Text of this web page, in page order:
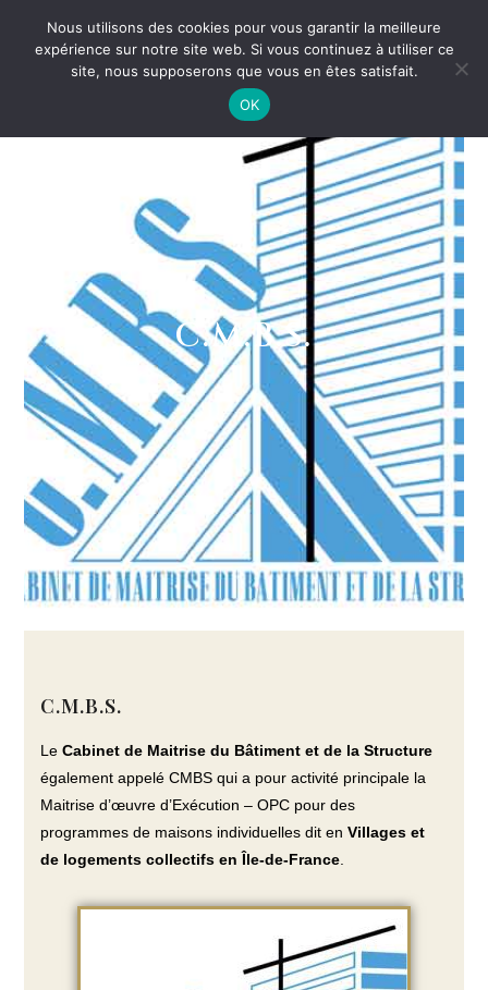
C.M.B.S.
C.M.B.S.
LeCabinet de Maitrise du Bâtiment et de la Structure
également appelé CMBS qui a pour activité principale la
Maitrise d’œuvre d’Exécution – OPC pour des
programmes de maisons individuelles dit enVillages et
de logements collectifs en Île-de-France
Nous utilisons des cookies pour vous garantir la meilleure
expérience sur notre site web. Si vous continuez à utiliser ce
site, nous supposerons que vous en êtes satisfait.
OK